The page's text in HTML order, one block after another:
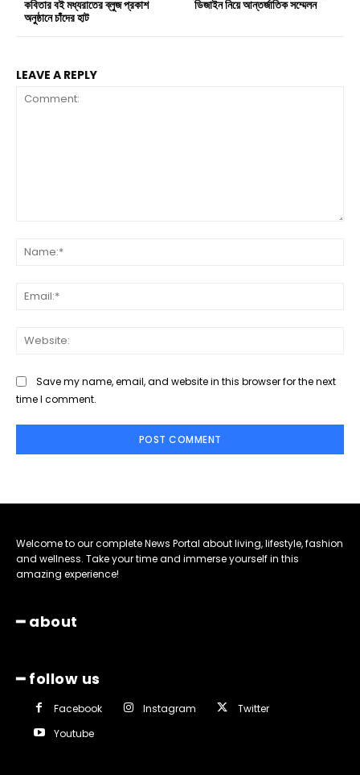
কবিতার বই মধ্যরাতের ব্লুজ প্রকাশ
অনুষ্ঠানে চাঁদের হাট
ডিজাইন নিয়ে আন্তর্জাতিক সম্মেলন
LEAVE A REPLY
Save my name, email, and website in this browser for the next
time I comment.
Welcome to our complete News Portal about living, lifestyle, fashion
and wellness. Take your time and immerse yourself in this
amazing experience!
━ about
━ follow us
Facebook Instagram
Twitter
Youtube